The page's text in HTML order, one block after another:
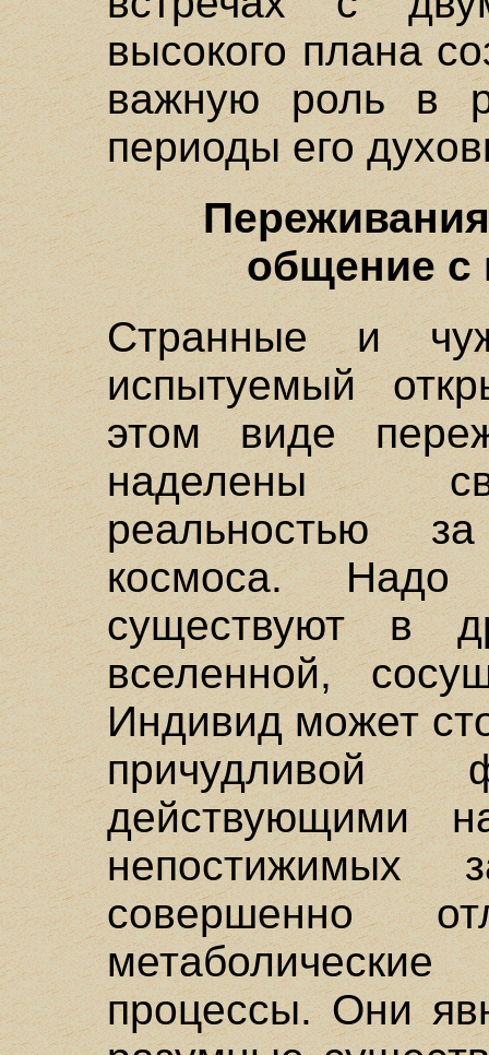
высокого плана
важную роль в
периоды его
общение с
Странные и
испытуемый
этом виде
наделены
реальностью
космоса.
существуют в
вселенной,
Индивид может
причудливой
действующими
непостижимых
совершенно
процессы. Они